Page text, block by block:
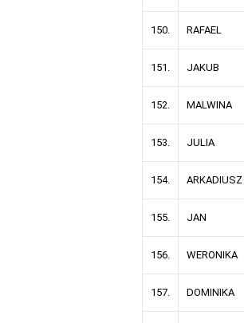
150. RAFAEL
151. JAKUB
152. MALWINA
153. JULIA
154. ARKADIUSZ
155. JAN
156. WERONIKA
157. DOMINIKA